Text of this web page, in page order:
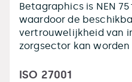
Betagraphics is NEN
waardoor de
vertrouwelijkheid van
zorgsector kan
ISO 27001